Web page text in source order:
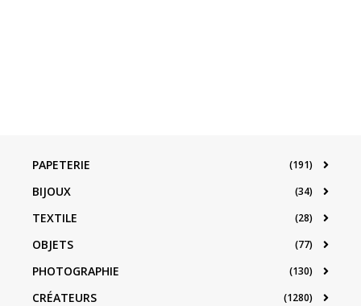
PAPETERIE (191)
BIJOUX (34)
TEXTILE (28)
OBJETS (77)
PHOTOGRAPHIE (130)
CRÉATEURS (1280)